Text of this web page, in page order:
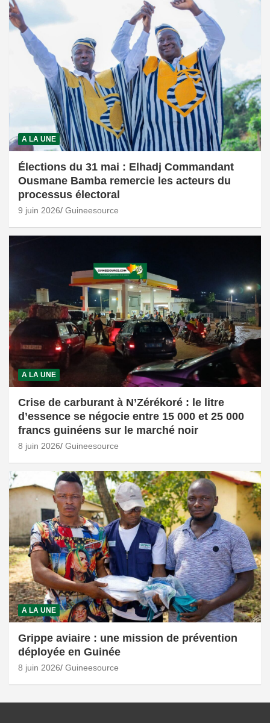
A LA UNE
Élections du 31 mai : Elhadj Commandant
Ousmane Bamba remercie les acteurs du
processus électoral
9 juin 2026 Guineesource
A LA UNE
Crise de carburant à N’Zérékoré : le litre
d’essence se négocie entre 15 000 et 25 000
francs guinéens sur le marché noir
8 juin 2026 Guineesource
A LA UNE
Grippe aviaire : une mission de prévention
déployée en Guinée
8 juin 2026 Guineesource